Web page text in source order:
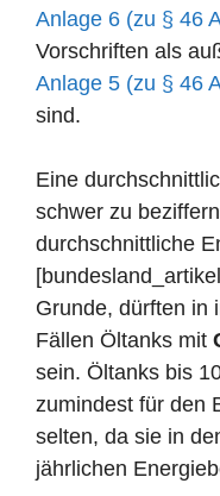
Anlage 6 (zu § 46
Vorschriften als
Anlage 5 (zu § 46
sind.
Eine
schwer zu
durchschnittliche
Grunde, dürften in
Fällen Öltanks mit
sein. Öltanks bis
zumindest für den
selten, da sie in
jährlichen